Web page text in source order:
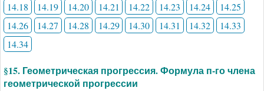
14.18
14.19 14.20 14.21 14.22 14.23 14.24
14.25
14.26
14.27 14.28 14.29 14.30 14.31 14.32
14.33
14.34
§15. Геометрическая прогрессия. Формула п-го члена
геометрической прогрессии